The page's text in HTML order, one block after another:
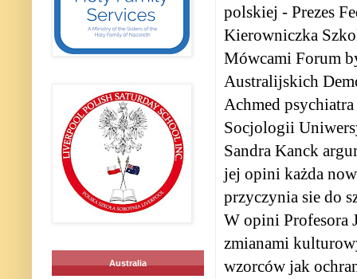
polskiej - Prezes
Kierowniczka
Mówcami Forum
Australijskich
Achmed
Socjologii
Sandra Kanck
jej opini każda
przyczynia sie do
W opini Profesora
zmianami
wzorców jak
Australia